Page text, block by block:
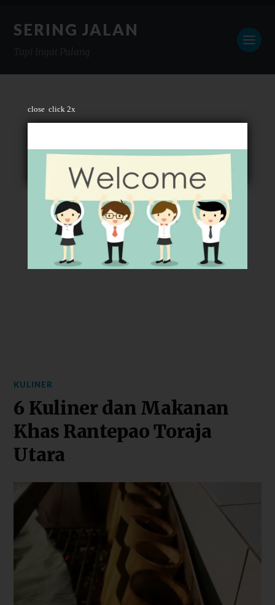
close click 2x
SERING JALAN
KULINER
6 Kuliner dan Makanan
Khas Rantepao Toraja
Utara